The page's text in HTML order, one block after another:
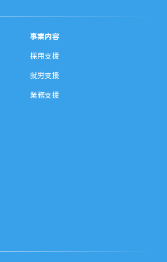
事業内容
採用支援
就労支援
業務支援